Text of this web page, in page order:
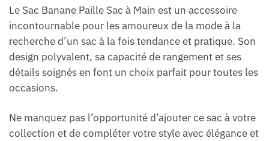
Le Sac Banane Paille Sac à Main est un accessoire
incontournable pour les amoureux de la mode à la
recherche d’un sac à la fois tendance et pratique. Son
design polyvalent, sa capacité de rangement et ses
détails soignés en font un choix parfait pour toutes les
occasions.
Ne manquez pas l’opportunité d’ajouter ce sac à votre
collection et de compléter votre style avec élégance et